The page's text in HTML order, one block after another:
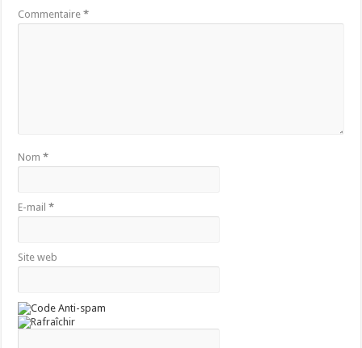
Commentaire*
Nom*
E-mail*
Site web